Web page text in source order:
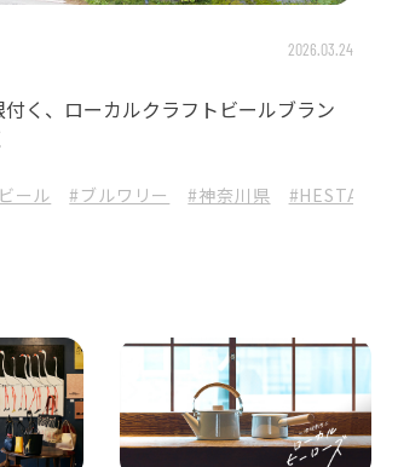
2026.03.24
く、ローカルクラフトビールブラン
ール #ブルワリー #神奈川県 #HESTA_LIFE